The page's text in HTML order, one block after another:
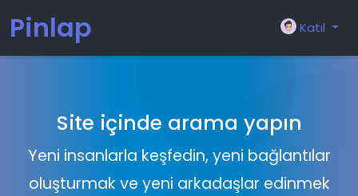
Pinlap Katıl
Site içinde arama yapın
Yeni insanlarla keşfedin, yeni bağlantılar
oluşturmak ve yeni arkadaşlar edinmek